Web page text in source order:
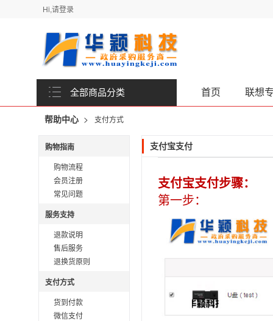
Hi,请登录
全部商品分类 首页 联想
帮助中心 > 支付方式
购物指南
购物流程
会员注册
常见问题
服务支持
退款说明
售后服务
退换货原则
支付方式
货到付款
微信支付
支付宝支付
支付宝支付步骤：
第一步：